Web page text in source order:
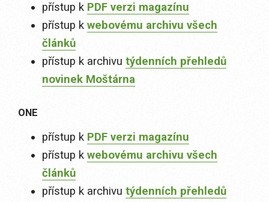
přístup k PDF verzi magazínu
přístup k webovému archivu všech
článků
přístup k archivu týdenních přehledů
novinek Moštárna
ONE
přístup k PDF verzi magazínu
přístup k webovému archivu všech
článků
přístup k archivu týdenních přehledů